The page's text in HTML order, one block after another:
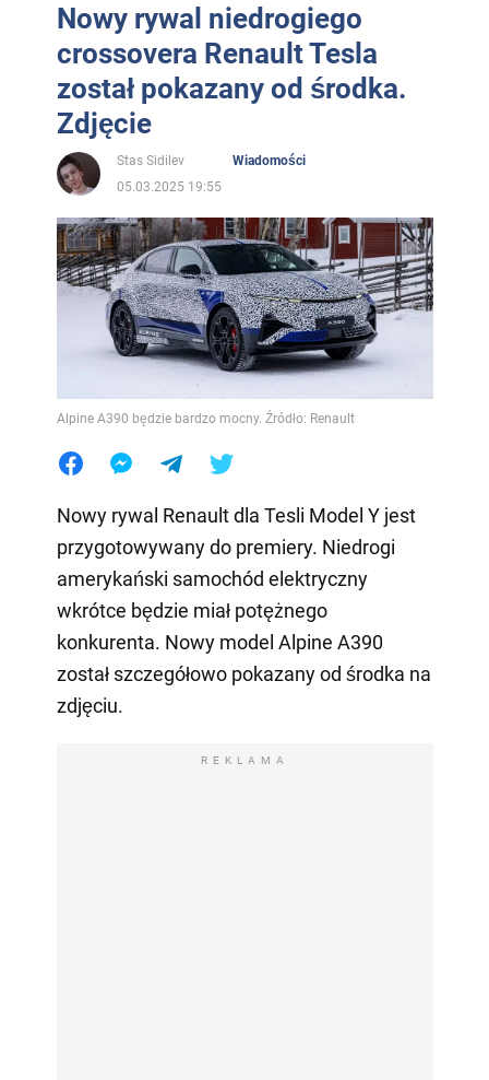
Nowy rywal niedrogiego
crossovera Renault Tesla
został pokazany od środka.
Zdjęcie
Stas Sidilev
Wiadomości
05.03.2025 19:55
Alpine A390 będzie bardzo mocny. Źródło: Renault
Nowy rywal Renault dla Tesli Model Y jest
przygotowywany do premiery. Niedrogi
amerykański samochód elektryczny
wkrótce będzie miał potężnego
konkurenta. Nowy model Alpine A390
został szczegółowo pokazany od środka na
zdjęciu.
REKLAMA